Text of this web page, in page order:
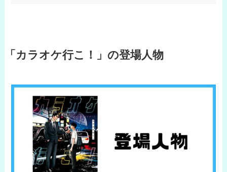
「カラオケ行こ！」の登場人物